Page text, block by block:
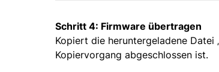
Schritt 4: Firmware übertragen
Kopiert die heruntergeladene
Kopiervorgang abgeschlossen ist.